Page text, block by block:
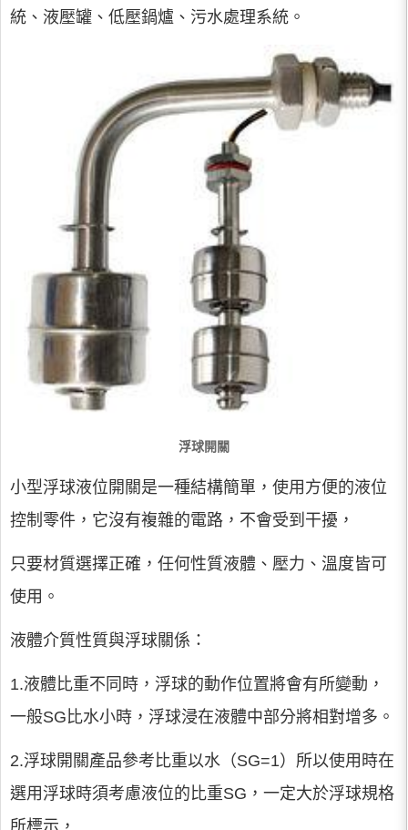
統、液壓罐、低壓鍋爐、污水處理系統。
浮球開關
小型浮球液位開關是一種結構簡單，使用方便的液位
控制零件，它沒有複雜的電路，不會受到干擾，
只要材質選擇正確，任何性質液體、壓力、溫度皆可
使用。
液體介質性質與浮球關係：
1.液體比重不同時，浮球的動作位置將會有所變動，
一般SG比水小時，浮球浸在液體中部分將相對增多。
2.浮球開關產品參考比重以水（SG=1）所以使用時在
選用浮球時須考慮液位的比重SG，一定大於浮球規格
所標示，